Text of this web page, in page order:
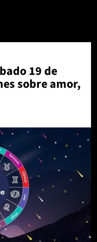
19 de
sobre amor,